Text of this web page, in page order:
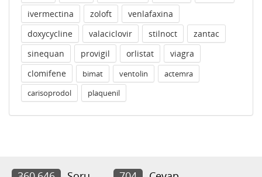
ivermectina
zoloft
venlafaxina
doxycycline
valaciclovir stilnoct
zantac
sinequan
provigil orlistat
viagra
clomifene
bimat ventolin
actemra
carisoprodol
plaquenil